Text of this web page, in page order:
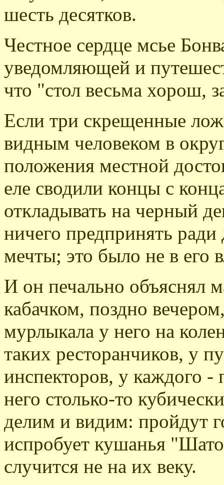
шесть десятков.
Честное сердце мсье
уведомляющей и
что "стол весьма хорош,
Если три скрещенные
видным человеком в
положения местной
еле сводили концы с
откладывать на черный
ничего предпринять
мечты; это было не в его
И он печально объяснял
кабачком, поздно
мурлыкала у него на
таких ресторанчиков, у
инспекторов, у каждого -
него столько-то
делим и видим: пройдут
испробует кушанья
случится не на их веку.